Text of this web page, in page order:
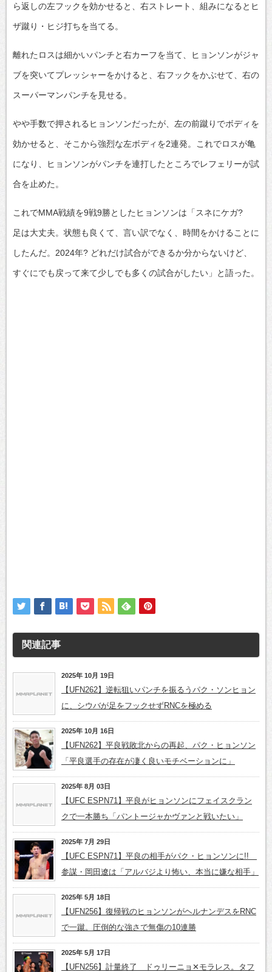
ら返しの左フックを効かせると、右ストレート、組みになるとヒ
ザ蹴り・ヒジ打ちを当てる。
離れたロスは細かいパンチと右カーフを当て、ヒョンソンがジャ
ブを突いてプレッシャーをかけると、右フックをかぶせて、右の
スーパーマンパンチを見せる。
やや手数で押されるヒョンソンだったが、左の前蹴りでボディを
効かせると、そこから強烈な左ボディを2連発。これでロスが亀
になり、ヒョンソンがパンチを連打したところでレフェリーが試
合を止めた。
これでMMA戦績を9戦9勝としたヒョンソンは「スネにケガ?
足は大丈夫。状態も良くて、言い訳でなく、時間をかけることに
したんだ。2024年? どれだけ試合ができるか分からないけど、
すぐにでも戻って来て少しでも多くの試合がしたい」と語った。
関連記事
2025年 10月 19日
【UFN262】逆転狙いパンチを振るうパク・ソンヒョン
に、シウバが足をフックせずRNCを極める
2025年 10月 16日
【UFN262】平良戦敗北からの再起、パク・ヒョンソン
「平良選手の存在が凄く良いモチベーションに」
2025年 8月 03日
【UFC ESPN71】平良がヒョンソンにフェイスクラン
クで一本勝ち「パントージャかヴァンと戦いたい」
2025年 7月 29日
【UFC ESPN71】平良の相手がパク・ヒョンソンに!!
参謀・岡田遼は「アルバジより怖い、本当に嫌な相手」
2025年 5月 18日
【UFN256】復帰戦のヒョンソンがヘルナンデスをRNC
で一蹴。圧倒的な強さで無傷の10連勝
2025年 5月 17日
【UFN256】計量終了 ドゥリーニョ✕モラレス。タフ